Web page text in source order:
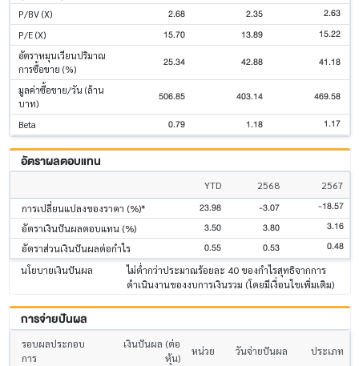
P/BV (X) 2.68 2.35 2.63
P/E (X) 15.70 13.89 15.22
อัตราหมุนเวียนปริมาณ
การซื้อขาย (%)
25.34 42.88 41.18
มูลค่าซื้อขาย/วัน (ล้าน
บาท)
506.85 403.14 469.58
Beta 0.79 1.18 1.17
อัตราผลตอบแทน
YTD 2568
2567
การเปลี่ยนแปลงของราคา (%)*
23.98 -3.07 -18.57
อัตราเงินปันผลตอบแทน (%) 3.50 3.80 3.16
อัตราส่วนเงินปันผลต่อกำไร 0.55 0.53 0.48
นโยบายเงินปันผล
ไม่ต่ำกว่าประมาณร้อยละ 40 ของกำไรสุทธิจากการ
ดำเนินงานของงบการเงินรวม (โดยมีเงื่อนไขเพิ่มเติม)
การจ่ายปันผล
รอบผลประกอบ
การ
เงินปันผล (ต่อ
หุ้น)
หน่วย วันจ่ายปันผล ประเภท